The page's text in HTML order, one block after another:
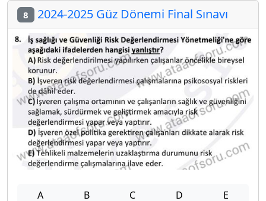
8 2024-2025 Güz Dönemi Final Sınavı
A B C D E